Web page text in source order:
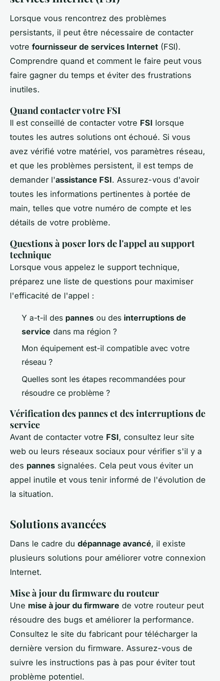
Lorsque vous rencontrez des problèmes
persistants, il peut être nécessaire de contacter
votre fournisseur de services Internet (FSI).
Comprendre quand et comment le faire peut vous
faire gagner du temps et éviter des frustrations
inutiles.
Quand contacter votre FSI
Il est conseillé de contacter votre FSI lorsque
toutes les autres solutions ont échoué. Si vous
avez vérifié votre matériel, vos paramètres réseau,
et que les problèmes persistent, il est temps de
demander l'assistance FSI. Assurez-vous d'avoir
toutes les informations pertinentes à portée de
main, telles que votre numéro de compte et les
détails de votre problème.
Questions à poser lors de l'appel au support
technique
Lorsque vous appelez le support technique,
préparez une liste de questions pour maximiser
l'efficacité de l'appel :
Y a-t-il des pannes ou des interruptions de
service dans ma région ?
Mon équipement est-il compatible avec votre
réseau ?
Quelles sont les étapes recommandées pour
résoudre ce problème ?
Vérification des pannes et des interruptions de
service
Avant de contacter votre FSI, consultez leur site
web ou leurs réseaux sociaux pour vérifier s'il y a
des pannes signalées. Cela peut vous éviter un
appel inutile et vous tenir informé de l'évolution de
la situation.
Solutions avancées
Dans le cadre du dépannage avancé, il existe
plusieurs solutions pour améliorer votre connexion
Internet.
Mise à jour du firmware du routeur
Une mise à jour du firmware de votre routeur peut
résoudre des bugs et améliorer la performance.
Consultez le site du fabricant pour télécharger la
dernière version du firmware. Assurez-vous de
suivre les instructions pas à pas pour éviter tout
problème potentiel.